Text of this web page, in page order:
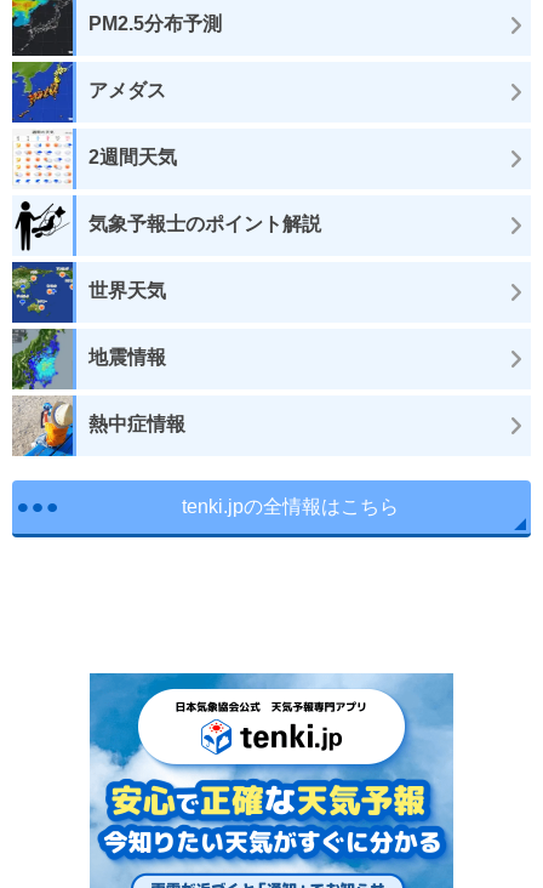
PM2.5分布予測
アメダス
2週間天気
気象予報士のポイント解説
世界天気
地震情報
熱中症情報
tenki.jpの全情報はこちら